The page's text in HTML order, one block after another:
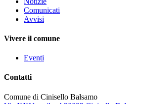
Comunicati
Avvisi
Vivere il comune
Eventi
Contatti
Comune di Cinisello Balsamo